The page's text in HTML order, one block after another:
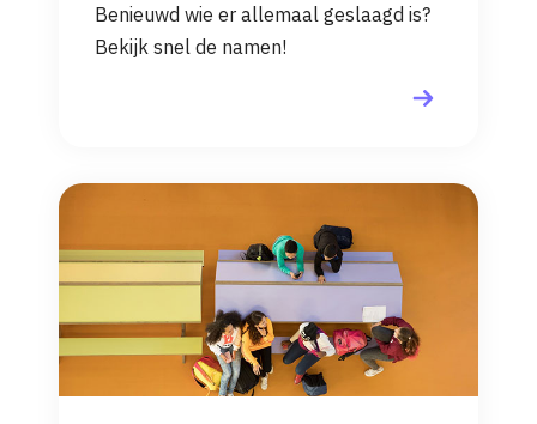
Benieuwd wie er allemaal geslaagd is?
Bekijk snel de namen!